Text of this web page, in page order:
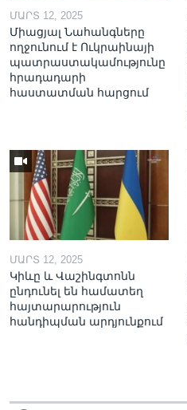
ՄԱՐՏ 12, 2025
Միացյալ Նահանգները
ողջունում է Ուկրաինայի
պատրաստակամությունը
հրադադարի
հաստատման հարցում
ՄԱՐՏ 12, 2025
Կիևը և Վաշինգտոնն
ընդունել են համատեղ
հայտարարություն
հանդիպման արդյունքում